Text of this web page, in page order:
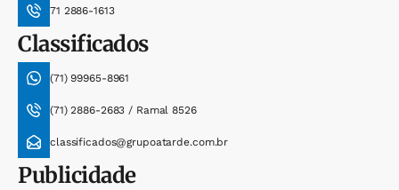
71 2886-1613
Classificados
(71) 99965-8961
(71) 2886-2683 / Ramal 8526
classificados@grupoatarde.com.br
Publicidade